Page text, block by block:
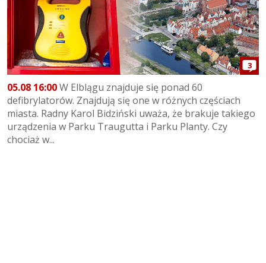
3
05.08 16:00W Elblągu znajduje się ponad 60
defibrylatorów. Znajdują się one w różnych częściach
miasta. Radny Karol Bidziński uważa, że brakuje takiego
urządzenia w Parku Traugutta i Parku Planty. Czy
chociaż w...